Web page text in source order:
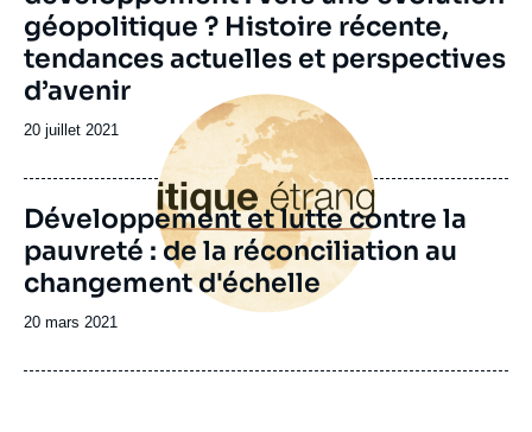
géopolitique ? Histoire récente,
tendances actuelles et perspectives
d’avenir
Date
publication
20 juillet 2021
principale
Développement et lutte contre la
pauvreté : de la réconciliation au
changement d'échelle
Date
publication
20 mars 2021